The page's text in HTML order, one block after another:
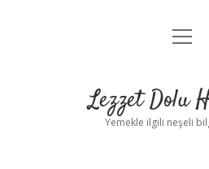
Anasayfa
Yasal
Lezzet Dolu
Yemekle ilgili neşeli